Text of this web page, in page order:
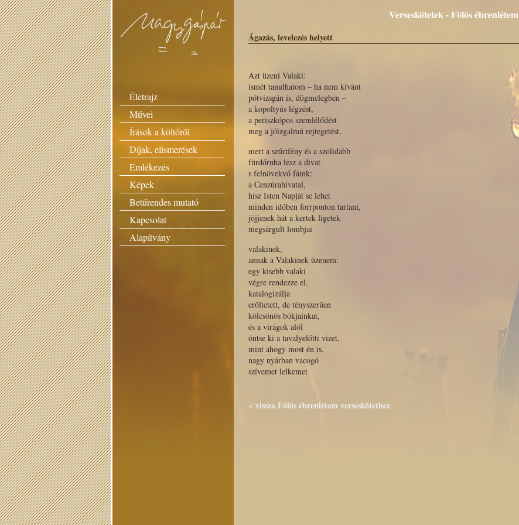
Életrajz
Művei
Írások a költőről
Díjak, elismerések
Emlékezés
Képek
Betűrendes mutató
Kapcsolat
Alapítvány
Verseskötetek - Fölös ébrenlétem
Ágazás, levelezés helyett
Azt üzeni Valaki:
ismét tanulhatom – ha nem kívánt
pótvizsgán is, dögmelegben –
a kopoltyús légzést,
a periszkópos szemlélődést
meg a jóizgalmú rejtegetést,
mert a szűrtfény és a szolidabb
fürdőruha lesz a divat
s felnövekvő fáink:
a Cenzúrahivatal,
hisz Isten Napját se lehet
minden időben forrponton tartani,
jöjjenek hát a kertek ligetek
megsárgult lombjai
valakinek,
annak a Valakinek üzenem:
egy kisebb valaki
végre rendezze el,
katalogizálja
erőltetett, de tényszerűen
kölcsönös bókjainkat,
és a virágok alól
öntse ki a tavalyelőtti vizet,
mint ahogy most én is,
nagy nyárban vacogó
szívemet lelkemet
< vissza Fölös ébrenlétem verseskötethez